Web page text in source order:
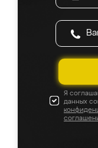
Я
данных